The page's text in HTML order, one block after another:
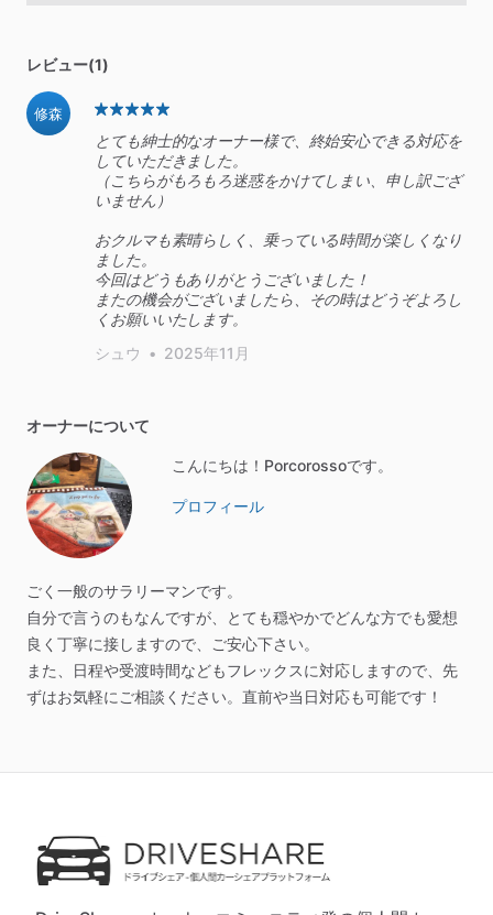
レビュー(1)
修森
とても紳士的なオーナー様で、終始安心できる対応を
していただきました。
（こちらがもろもろ迷惑をかけてしまい、申し訳ござ
いません）
おクルマも素晴らしく、乗っている時間が楽しくなり
ました。
今回はどうもありがとうございました！
またの機会がございましたら、その時はどうぞよろし
くお願いいたします。
シュウ • 2025年11月
オーナーについて
こんにちは！Porcorossoです。
プロフィール
ごく一般のサラリーマンです。
自分で言うのもなんですが、とても穏やかでどんな方でも愛想
良く丁寧に接しますので、ご安心下さい。
また、日程や受渡時間などもフレックスに対応しますので、先
ずはお気軽にご相談ください。直前や当日対応も可能です！